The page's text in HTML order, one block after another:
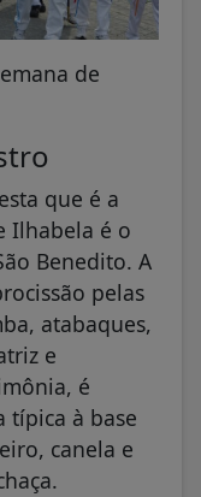
de
que é a
Ilhabela é o
Benedito. A
pelas
atabaques,
e
é
típica à base
canela e